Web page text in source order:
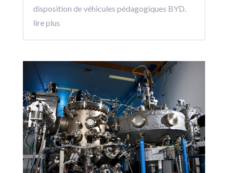
disposition de véhicules pédagogiques BYD.
lire plus